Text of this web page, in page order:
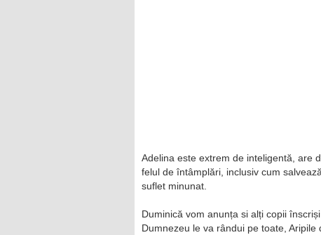
Adelina este extrem de inteligentă, are
felul de întâmplări, inclusiv cum
suflet minunat.
Duminică vom anunța si alți copii
Dumnezeu le va rândui pe toate,